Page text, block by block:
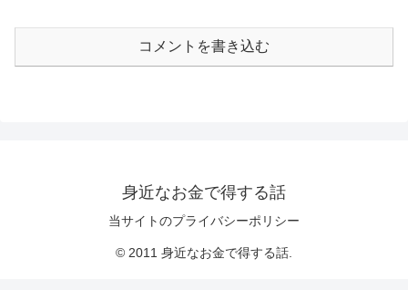
コメントを書き込む
身近なお金で得する話
当サイトのプライバシーポリシー
© 2011 身近なお金で得する話.